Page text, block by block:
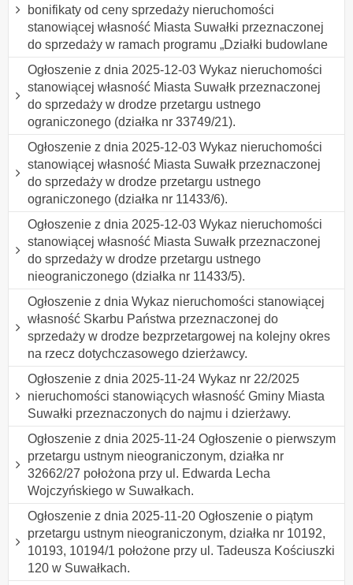
bonifikaty od ceny sprzedaży nieruchomości
stanowiącej własność Miasta Suwałki przeznaczonej
do sprzedaży w ramach programu „Działki budowlane
Ogłoszenie z dnia 2025-12-03 Wykaz nieruchomości
stanowiącej własność Miasta Suwałk przeznaczonej
do sprzedaży w drodze przetargu ustnego
ograniczonego (działka nr 33749/21).
Ogłoszenie z dnia 2025-12-03 Wykaz nieruchomości
stanowiącej własność Miasta Suwałk przeznaczonej
do sprzedaży w drodze przetargu ustnego
ograniczonego (działka nr 11433/6).
Ogłoszenie z dnia 2025-12-03 Wykaz nieruchomości
stanowiącej własność Miasta Suwałk przeznaczonej
do sprzedaży w drodze przetargu ustnego
nieograniczonego (działka nr 11433/5).
Ogłoszenie z dnia Wykaz nieruchomości stanowiącej
własność Skarbu Państwa przeznaczonej do
sprzedaży w drodze bezprzetargowej na kolejny okres
na rzecz dotychczasowego dzierżawcy.
Ogłoszenie z dnia 2025-11-24 Wykaz nr 22/2025
nieruchomości stanowiących własność Gminy Miasta
Suwałki przeznaczonych do najmu i dzierżawy.
Ogłoszenie z dnia 2025-11-24 Ogłoszenie o pierwszym
przetargu ustnym nieograniczonym, działka nr
32662/27 położona przy ul. Edwarda Lecha
Wojczyńskiego w Suwałkach.
Ogłoszenie z dnia 2025-11-20 Ogłoszenie o piątym
przetargu ustnym nieograniczonym, działka nr 10192,
10193, 10194/1 położone przy ul. Tadeusza Kościuszki
120 w Suwałkach.